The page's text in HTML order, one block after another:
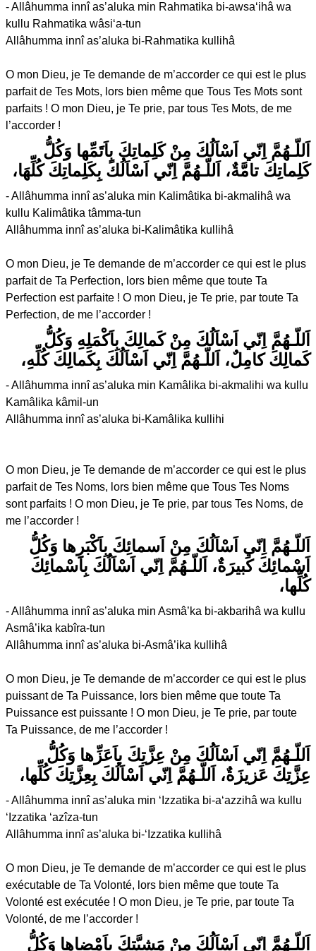
- Allâhumma innî as’aluka min Rahmatika bi-awsa‘ihâ wa
kullu Rahmatika wâsi‘a-tun
Allâhumma innî as’aluka bi-Rahmatika kullihâ
O mon Dieu, je Te demande de m’accorder ce qui est le plus
parfait de Tes Mots, lors bien même que Tous Tes Mots sont
parfaits ! O mon Dieu, je Te prie, par tous Tes Mots, de me
l’accorder !
اَللّـهُمَّ اِنّي اَسْاَلُكَ مِنْ كَلِماتِكَ بِاَتَمِّها وَكُلُّ
كَلِماتِكَ تامَّةٌ، اَللّـهُمَّ اِنّي اَسْاَلُكَ بِكَلِماتِكَ كُلِّهَا،
- Allâhumma innî as’aluka min Kalimâtika bi-akmalihâ wa
kullu Kalimâtika tâmma-tun
Allâhumma innî as’aluka bi-Kalimâtika kullihâ
O mon Dieu, je Te demande de m’accorder ce qui est le plus
parfait de Ta Perfection, lors bien même que toute Ta
Perfection est parfaite ! O mon Dieu, je Te prie, par toute Ta
Perfection, de me l’accorder !
اَللّـهُمَّ اِنّي اَسْاَلُكَ مِنْ كَمالِكَ بِاَكْمَلِهِ وَكُلُّ
كَمالِكَ كامِلٌ، اَللّـهُمَّ اِنّي اَسْاَلُكَ بِكَمالِكَ كُلِّهِ،
- Allâhumma innî as’aluka min Kamâlika bi-akmalihi wa kullu
Kamâlika kâmil-un
Allâhumma innî as’aluka bi-Kamâlika kullihi
O mon Dieu, je Te demande de m’accorder ce qui est le plus
parfait de Tes Noms, lors bien même que Tous Tes Noms
sont parfaits ! O mon Dieu, je Te prie, par tous Tes Noms, de
me l’accorder !
اَللّـهُمَّ اِنّي اَسْاَلُكَ مِنْ اَسمائِكَ بِاَكْبَرِها وَكُلُّ
اَسْمائِكَ كَبيرَةٌ، اَللّـهُمَّ اِنّي اَسْاَلُكَ بِاَسْمائِكَ
كُلِّها،
- Allâhumma innî as’aluka min Asmâ’ka bi-akbarihâ wa kullu
Asmâ’ika kabîra-tun
Allâhumma innî as’aluka bi-Asmâ’ika kullihâ
O mon Dieu, je Te demande de m’accorder ce qui est le plus
puissant de Ta Puissance, lors bien même que toute Ta
Puissance est puissante ! O mon Dieu, je Te prie, par toute
Ta Puissance, de me l’accorder !
اَللّـهُمَّ اِنّي اَسْاَلُكَ مِنْ عِزَّتِكَ باَعَزِّها وَكُلُّ
عِزَّتِكَ عَزيزَةٌ، اَللّـهُمَّ اِنّي اَسْاَلُكَ بِعِزَّتِكَ كُلِّها،
- Allâhumma innî as’aluka min ‘Izzatika bi-a‘azzihâ wa kullu
‘Izzatika ‘azîza-tun
Allâhumma innî as’aluka bi-‘Izzatika kullihâ
O mon Dieu, je Te demande de m’accorder ce qui est le plus
exécutable de Ta Volonté, lors bien même que toute Ta
Volonté est exécutée ! O mon Dieu, je Te prie, par toute Ta
Volonté, de me l’accorder !
اَللّـهُمَّ اِنّي اَسْاَلُكَ مِنْ مَشِيَّتِكَ بِاَمْضاها وَكُلُّ